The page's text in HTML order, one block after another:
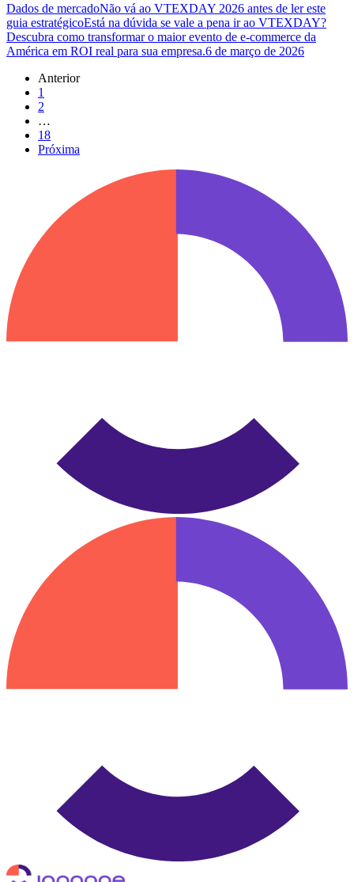
Dados de mercadoNão vá ao VTEXDAY 2026 antes de ler este
guia estratégicoEstá na dúvida se vale a pena ir ao VTEXDAY?
Descubra como transformar o maior evento de e-commerce da
América em ROI real para sua empresa.6 de março de 2026
Anterior
1
2
…
18
Próxima